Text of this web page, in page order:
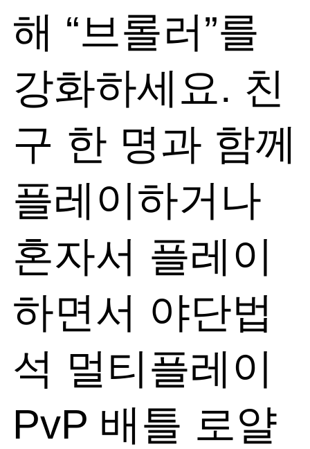
해 “브롤러”를
강화하세요. 친
구 한 명과 함께
플레이하거나
혼자서 플레이
하면서 야단법
석 멀티플레이
PvP 배틀 로얄